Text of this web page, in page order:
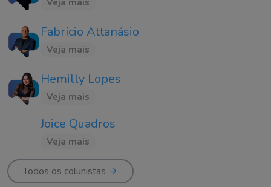
Veja mais
Fabrício Attanásio
Veja mais
Hemilly Lopes
Veja mais
Joice Quadros
Veja mais
Todos os colunistas